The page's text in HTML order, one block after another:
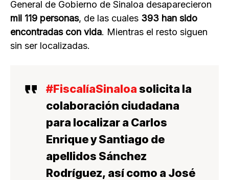
General de Gobierno de Sinaloa desaparecieron
mil 119 personas, de las cuales 393 han sido
encontradas con vida. Mientras el resto siguen
sin ser localizadas.
#FiscalíaSinaloasolicita la
colaboración ciudadana
para localizar a Carlos
Enrique y Santiago de
apellidos Sánchez
Rodríguez, así como a José